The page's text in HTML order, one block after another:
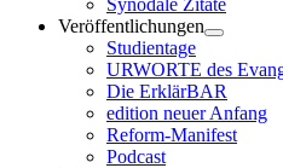
Synodale Zitate
Veröffentlichungen
Studientage
URWORTE des
Die ErklärBAR
edition neuer Anfang
Reform-Manifest
Podcast